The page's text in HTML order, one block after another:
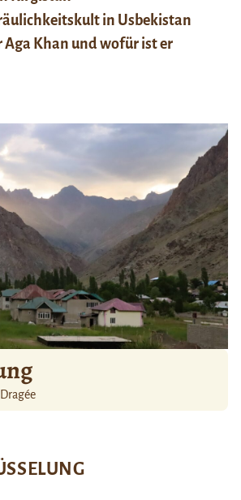
in Usbekistan
Aga Khan und wofür ist er